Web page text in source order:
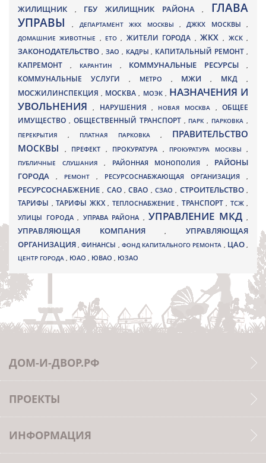
ЖИЛИЩНИК
, ГБУ ЖИЛИЩНИК РАЙОНА, ГЛАВА
УПРАВЫ, ДЕПАРТАМЕНТ ЖКХ МОСКВЫ ,ДЖКХ МОСКВЫ ,
ДОМАШНИЕ ЖИВОТНЫЕ , ЕТО, ЖИТЕЛИ ГОРОДА , ЖКХ, ЖСК,
ЗАКОНОДАТЕЛЬСТВО , ЗАО , КАДРЫ, КАПИТАЛЬНЫЙ РЕМОНТ ,
КАПРЕМОНТ , КАРАНТИН , КОММУНАЛЬНЫЕ РЕСУРСЫ,
КОММУНАЛЬНЫЕ УСЛУГИ , МЕТРО , МЖИ, МКД ,
МОСЖИЛИНСПЕКЦИЯ, МОСКВА , МОЭК , НАЗНАЧЕНИЯ И
УВОЛЬНЕНИЯ, НАРУШЕНИЯ , НОВАЯ МОСКВА ,ОБЩЕЕ
ИМУЩЕСТВО , ОБЩЕСТВЕННЫЙ ТРАНСПОРТ , ПАРК, ПАРКОВКА ,
ПЕРЕКРЫТИЯ , ПЛАТНАЯ ПАРКОВКА , ПРАВИТЕЛЬСТВО
МОСКВЫ
, ПРЕФЕКТ , ПРОКУРАТУРА , ПРОКУРАТУРА МОСКВЫ ,
ПУБЛИЧНЫЕ СЛУШАНИЯ , РАЙОННАЯ МОНОПОЛИЯ , РАЙОНЫ
ГОРОДА
, РЕМОНТ , РЕСУРСОСНАБЖАЮЩАЯ ОРГАНИЗАЦИЯ ,
РЕСУРСОСНАБЖЕНИЕ, САО,СВАО ,СЗАО, СТРОИТЕЛЬСТВО,
ТАРИФЫ , ТАРИФЫ ЖКХ , ТЕПЛОСНАБЖЕНИЕ , ТРАНСПОРТ , ТСЖ ,
УЛИЦЫ ГОРОДА , УПРАВА РАЙОНА , УПРАВЛЕНИЕ МКД ,
УПРАВЛЯЮЩАЯ КОМПАНИЯ,УПРАВЛЯЮЩАЯ
ОРГАНИЗАЦИЯ,ФИНАНСЫ , ФОНД КАПИТАЛЬНОГО РЕМОНТА , ЦАО,
ЦЕНТР ГОРОДА , ЮАО , ЮВАО , ЮЗАО
ДОМ-И-ДВОР.РФ
ПРОЕКТЫ
ИНФОРМАЦИЯ